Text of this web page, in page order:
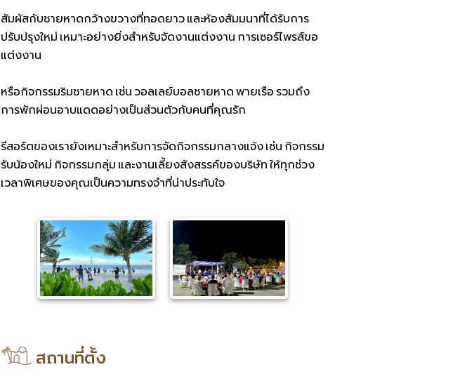
สัมผัสกับชายหาดกว้างขวางที่ทอดยาว และห้องสัมมนาที่ได้รับการ
ปรับปรุงใหม่ เหมาะอย่างยิ่งสำหรับจัดงานแต่งงาน การเซอร์ไพรส์ขอ
แต่งงาน
หรือกิจกรรมริมชายหาด เช่น วอลเลย์บอลชายหาด พายเรือ รวมถึง
การพักผ่อนอาบแดดอย่างเป็นส่วนตัวกับคนที่คุณรัก
รีสอร์ตของเรายังเหมาะสำหรับการจัดกิจกรรมกลางแจ้ง เช่น กิจกรรม
รับน้องใหม่ กิจกรรมกลุ่ม และงานเลี้ยงสังสรรค์ของบริษัท ให้ทุกช่วง
เวลาพิเศษของคุณเป็นความทรงจำที่น่าประทับใจ
สถานที่ตั้ง